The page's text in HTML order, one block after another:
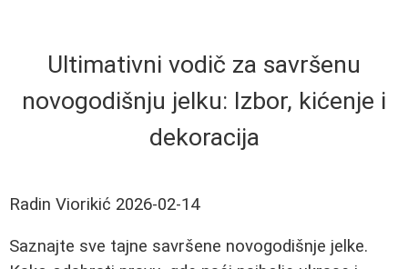
Ultimativni vodič za savršenu
novogodišnju jelku: Izbor, kićenje i
dekoracija
Radin Viorikić 2026-02-14
Saznajte sve tajne savršene novogodišnje jelke.